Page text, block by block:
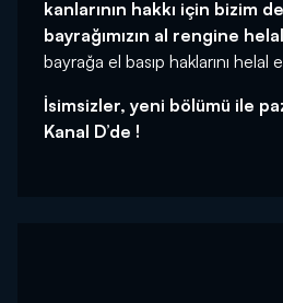
kanlarının hakkı için bizim
bayrağımızın al rengine
bayrağa el basıp haklarını helal
İsimsizler, yeni bölümü ile
Kanal D’de !